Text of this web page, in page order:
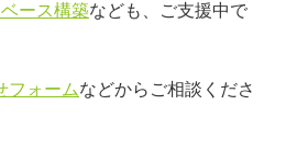
ース構築なども、ご支援中で
フォームなどからご相談くださ